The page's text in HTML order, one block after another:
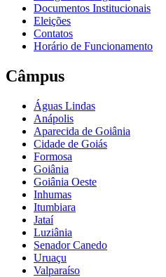
Documentos Institucionais
Eleições
Contatos
Horário de Funcionamento
Câmpus
Águas Lindas
Anápolis
Aparecida de Goiânia
Cidade de Goiás
Formosa
Goiânia
Goiânia Oeste
Inhumas
Itumbiara
Jataí
Luziânia
Senador Canedo
Uruaçu
Valparaíso